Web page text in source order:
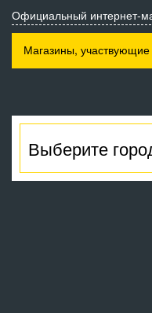
Официальный интернет-
Магазины, участвующие